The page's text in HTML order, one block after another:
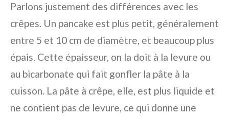
Parlons justement des différences avec les
crêpes. Un pancake est plus petit, généralement
entre 5 et 10 cm de diamètre, et beaucoup plus
épais. Cette épaisseur, on la doit à la levure ou
au bicarbonate qui fait gonfler la pâte à la
cuisson. La pâte à crêpe, elle, est plus liquide et
ne contient pas de levure, ce qui donne une